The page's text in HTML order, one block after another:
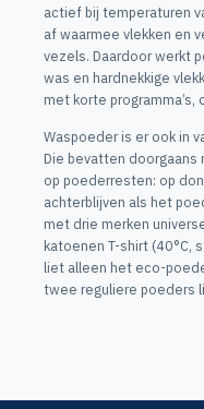
actief bij temperaturen
af waarmee vlekken en
vezels. Daardoor werkt
was en hardnekkige
met korte
Waspoeder is er ook in
Die bevatten
op poederresten: op
achterblijven als het
met drie merken
katoenen T-shirt (40°C,
liet alleen het eco-
twee reguliere poeders